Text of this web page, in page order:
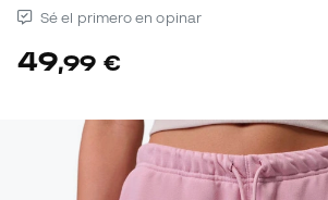
Sé el primero en opinar
49,99 €